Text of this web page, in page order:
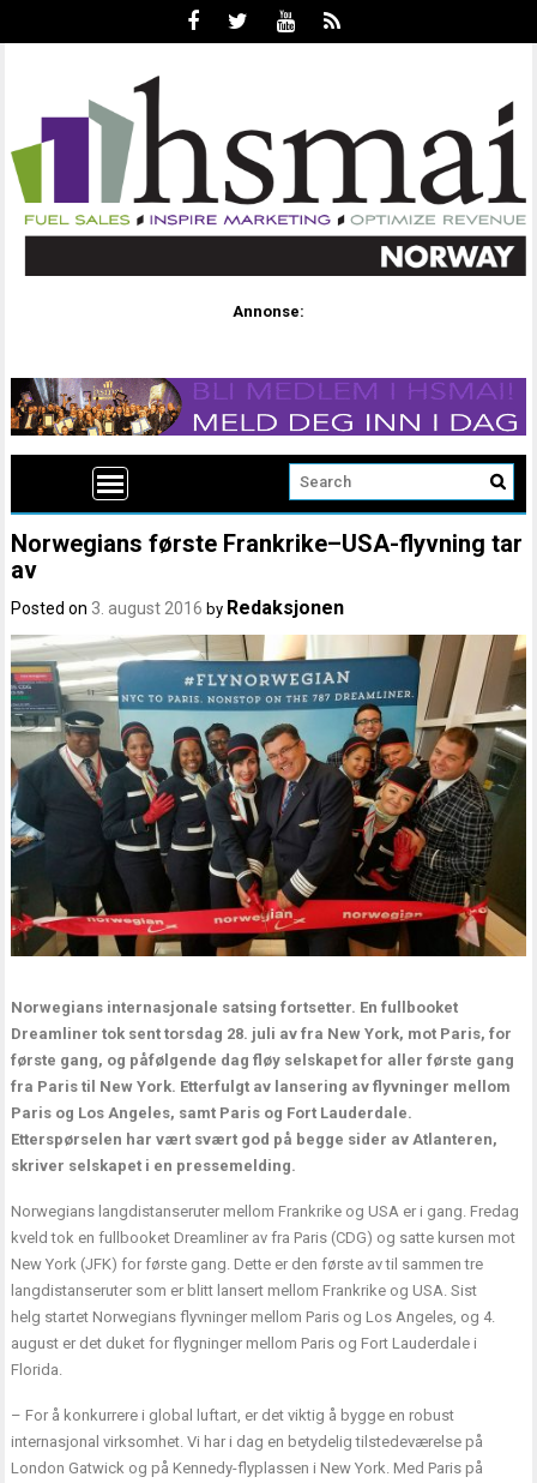
Annonse:
Norwegians første Frankrike–USA-flyvning tar
av
Posted on 3. august 2016 by Redaksjonen
Norwegians internasjonale satsing fortsetter. En fullbooket
Dreamliner tok sent torsdag 28. juli av fra New York, mot Paris, for
første gang, og påfølgende dag fløy selskapet for aller første gang
fra Paris til New York. Etterfulgt av lansering av flyvninger mellom
Paris og Los Angeles, samt Paris og Fort Lauderdale.
Etterspørselen har vært svært god på begge sider av Atlanteren,
skriver selskapet i en pressemelding.
Norwegians langdistanseruter mellom Frankrike og USA er i gang. Fredag
kveld tok en fullbooket Dreamliner av fra Paris (CDG) og satte kursen mot
New York (JFK) for første gang. Dette er den første av til sammen tre
langdistanseruter som er blitt lansert mellom Frankrike og USA. Sist
helg startet Norwegians flyvninger mellom Paris og Los Angeles, og 4.
august er det duket for flygninger mellom Paris og Fort Lauderdale i
Florida.
– For å konkurrere i global luftart, er det viktig å bygge en robust
internasjonal virksomhet. Vi har i dag en betydelig tilstedeværelse på
London Gatwick og på Kennedy-flyplassen i New York. Med Paris på